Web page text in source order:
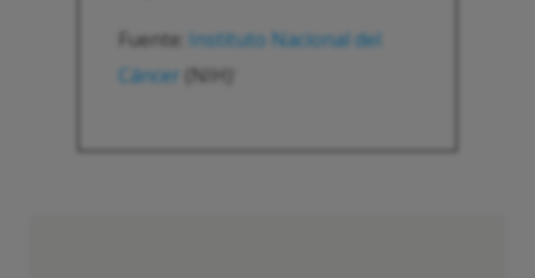
Fuente: Instituto Nacional del
Cáncer
(NIH)